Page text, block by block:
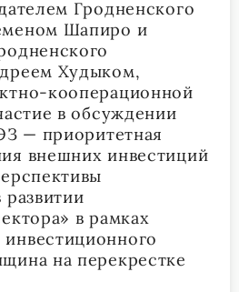
Гродненского
Шапиро и
Худыком,
кооперационной
в обсуждении
— приоритетная
внешних инвестиций
развитии
в рамках
на перекрестке